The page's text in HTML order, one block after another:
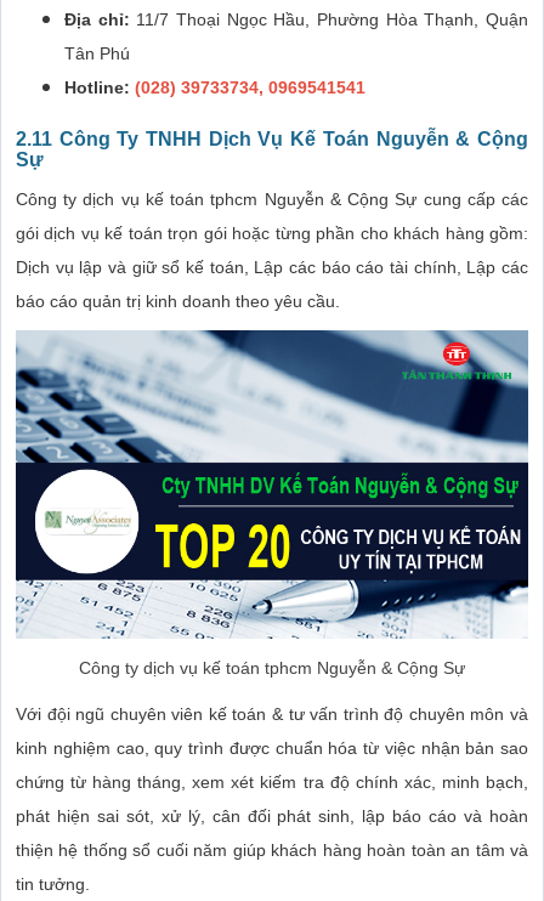
Địa chỉ: 11/7 Thoại Ngọc Hầu, Phường Hòa Thạnh, Quận
Tân Phú
Hotline: (028) 39733734, 0969541541
2.11 Công Ty TNHH Dịch Vụ Kế Toán Nguyễn & Cộng
Sự
Công ty dịch vụ kế toán tphcm Nguyễn & Cộng Sự cung cấp các
gói dịch vụ kế toán trọn gói hoặc từng phần cho khách hàng gồm:
Dịch vụ lập và giữ sổ kế toán, Lập các báo cáo tài chính, Lập các
báo cáo quản trị kinh doanh theo yêu cầu.
Công ty dịch vụ kế toán tphcm Nguyễn & Cộng Sự
Với đội ngũ chuyên viên kế toán & tư vấn trình độ chuyên môn và
kinh nghiệm cao, quy trình được chuẩn hóa từ việc nhận bản sao
chứng từ hàng tháng, xem xét kiếm tra độ chính xác, minh bạch,
phát hiện sai sót, xử lý, cân đối phát sinh, lập báo cáo và hoàn
thiện hệ thống sổ cuối năm giúp khách hàng hoàn toàn an tâm và
tin tưởng.